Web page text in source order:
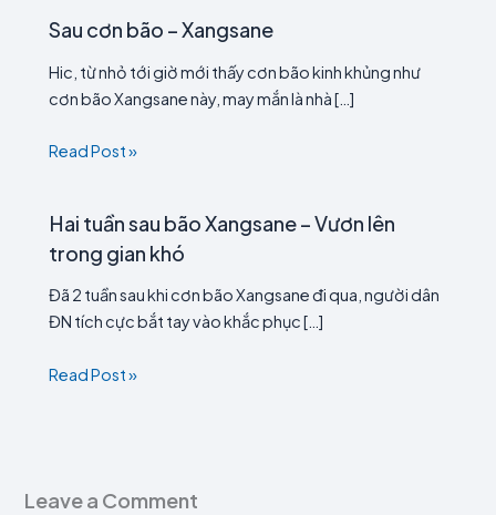
Sau cơn bão – Xangsane
Hic, từ nhỏ tới giờ mới thấy cơn bão kinh khủng như
cơn bão Xangsane này, may mắn là nhà […]
Read Post »
Hai tuần sau bão Xangsane – Vươn lên
trong gian khó
Đã 2 tuần sau khi cơn bão Xangsane đi qua, người dân
ĐN tích cực bắt tay vào khắc phục […]
Read Post »
Leave a Comment